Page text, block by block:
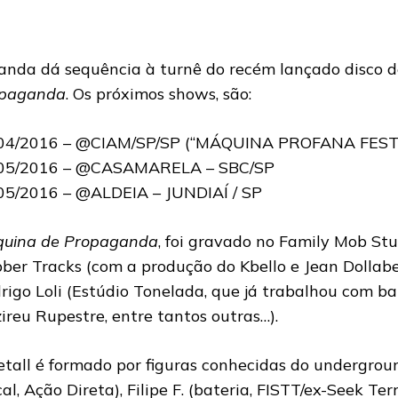
dá sequência à turnê do recém lançado disco
. Os próximos shows, são:
2016 – @CIAM/SP/SP (“MÁQUINA PROFANA FEST
2016 – @CASAMARELA – SBC/SP
2016 – @ALDEIA – JUNDIAÍ / SP
de Propaganda, foi gravado no Family Mob
Tracks (com a produção do Kbello e Jean
Loli (Estúdio Tonelada, que já trabalhou com
Rupestre, entre tantos outras…).
é formado por figuras conhecidas do
Ação Direta), Filipe F. (bateria, FISTT/ex-Seek